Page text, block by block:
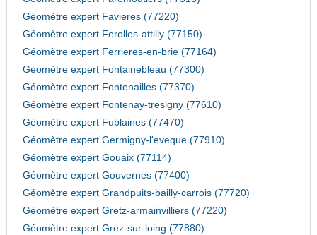
Géomètre expert Favieres (77220)
Géomètre expert Ferolles-attilly (77150)
Géomètre expert Ferrieres-en-brie (77164)
Géomètre expert Fontainebleau (77300)
Géomètre expert Fontenailles (77370)
Géomètre expert Fontenay-tresigny (77610)
Géomètre expert Fublaines (77470)
Géomètre expert Germigny-l'eveque (77910)
Géomètre expert Gouaix (77114)
Géomètre expert Gouvernes (77400)
Géomètre expert Grandpuits-bailly-carrois (77720)
Géomètre expert Gretz-armainvilliers (77220)
Géomètre expert Grez-sur-loing (77880)